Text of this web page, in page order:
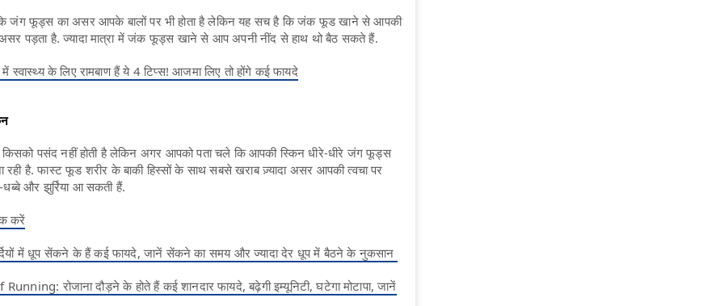
जंग फूड्स का असर आपके बालों पर भी होता है लेकिन यह सच है कि जंक फूड खाने से आपकी
असर पड़ता है. ज्यादा मात्रा में जंक फूड्स खाने से आप अपनी नींद से हाथ थो बैठ सकते हैं.
स्वास्थ्य के लिए रामबाण हैं ये 4 टिप्स! आजमा लिए तो होंगे कई फायदे
पसंद नहीं होती है लेकिन अगर आपको पता चले कि आपकी स्किन धीरे-धीरे जंग फूड्स
रही है. फास्ट फूड शरीर के बाकी हिस्सों के साथ सबसे खराब ज़्यादा असर आपकी त्वचा पर
धब्बे और झुर्रिया आ सकती हैं.
करें
में धूप सेंकने के हैं कई फायदे, जानें सेंकने का समय और ज्यादा देर धूप में बैठने के नुकसान
रोजाना दौड़ने के होते हैं कई शानदार फायदे, बढ़ेगी इम्यूनिटी, घटेगा मोटापा, जानें